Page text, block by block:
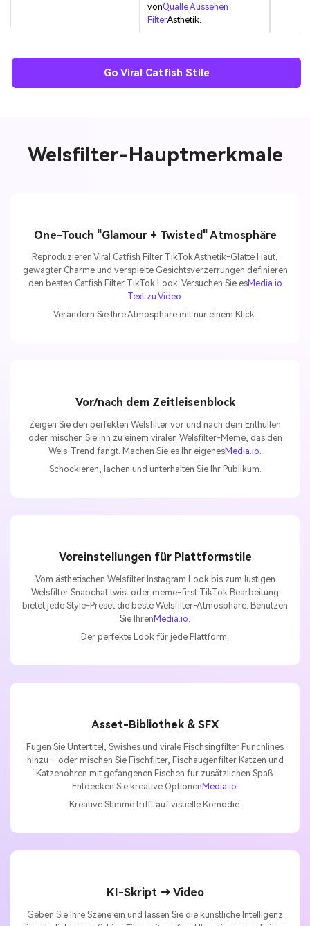
vonQualle Aussehen
FilterÄsthetik.
Go Viral Catfish Stile
Welsfilter-Hauptmerkmale
One-Touch "Glamour + Twisted" Atmosphäre
Reproduzieren Viral Catfish Filter TikTok Ästhetik-Glatte Haut,
gewagter Charme und verspielte Gesichtsverzerrungen definieren
den besten Catfish Filter TikTok Look. Versuchen Sie esMedia.io
Text zu Video.
Verändern Sie Ihre Atmosphäre mit nur einem Klick.
Vor/nach dem Zeitleisenblock
Zeigen Sie den perfekten Welsfilter vor und nach dem Enthüllen
oder mischen Sie ihn zu einem viralen Welsfilter-Meme, das den
Wels-Trend fängt. Machen Sie es Ihr eigenesMedia.io.
Schockieren, lachen und unterhalten Sie Ihr Publikum.
Voreinstellungen für Plattformstile
Vom ästhetischen Welsfilter Instagram Look bis zum lustigen
Welsfilter Snapchat twist oder meme-first TikTok Bearbeitung
bietet jede Style-Preset die beste Welsfilter-Atmosphäre. Benutzen
Sie Ihren Media.io.
Der perfekte Look für jede Plattform.
Asset-Bibliothek & SFX
Fügen Sie Untertitel, Swishes und virale Fischsingfilter Punchlines
hinzu – oder mischen Sie Fischfilter, Fischaugenfilter Katzen und
Katzenohren mit gefangenen Fischen für zusätzlichen Spaß.
Entdecken Sie kreative Optionen Media.io.
Kreative Stimme trifft auf visuelle Komödie.
KI-Skript → Video
Geben Sie Ihre Szene ein und lassen Sie die künstliche Intelligenz
100 % kostenlos!
Kostenlos Starten→